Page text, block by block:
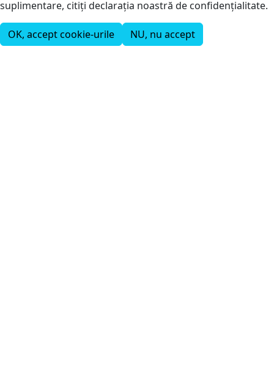
suplimentare, citiți declarația noastră de confidențialitate.
OK, accept cookie-urile NU, nu accept